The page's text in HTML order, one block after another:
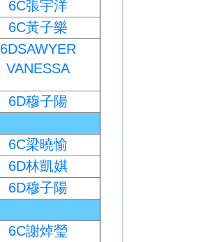
6C張宇洋
6C黃子樂
6DSAWYER
VANESSA
6D穆子陽
6C梁曉愉
6D林凱娸
6D穆子陽
6C謝焯瑩